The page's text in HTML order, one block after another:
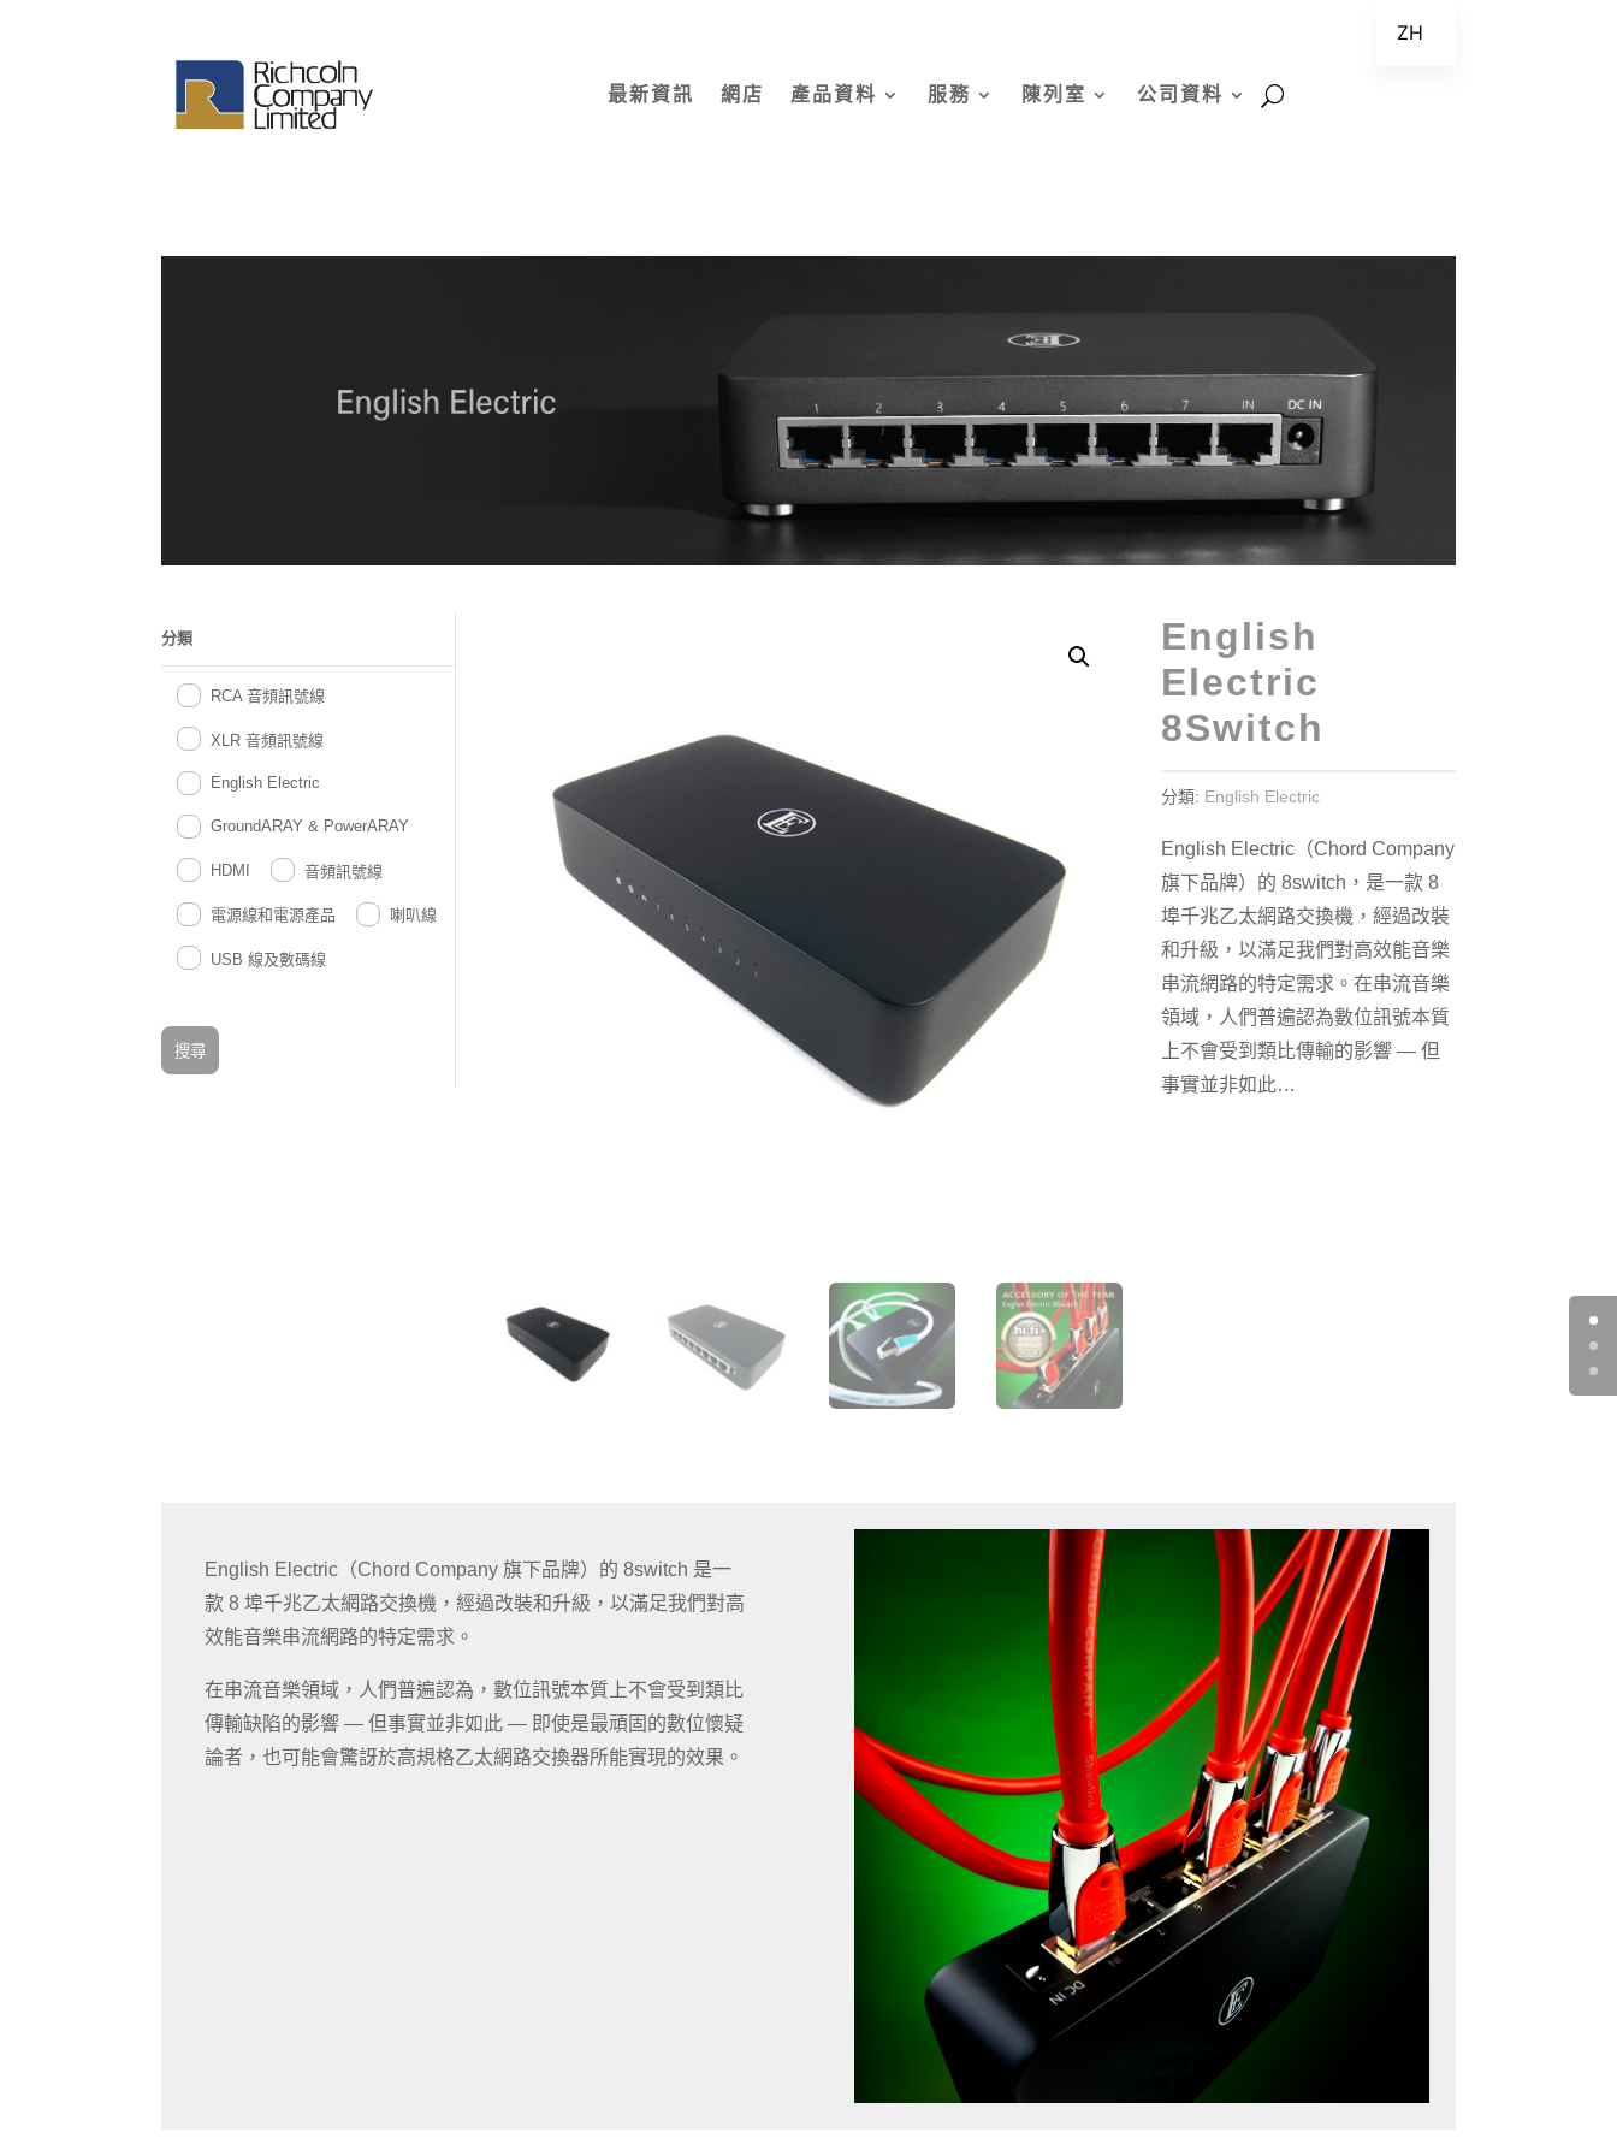
最新資訊 網店 產品資料 服務 陳列室 公司資料
分類
RCA 音頻訊號線
XLR 音頻訊號線
English Electric
GroundARAY & PowerARAY
HDMI 音頻訊號線
電源線和電源產品 喇叭線
USB 線及數碼線
搜尋
English
Electric
8Switch
分類: English Electric
English Electric（Chord Company
旗下品牌）的 8switch，是一款 8
埠千兆乙太網路交換機，經過改裝
和升級，以滿足我們對高效能音樂
串流網路的特定需求。在串流音樂
領域，人們普遍認為數位訊號本質
上不會受到類比傳輸的影響 — 但
事實並非如此…
English Electric（Chord Company 旗下品牌）的 8switch 是一
款 8 埠千兆乙太網路交換機，經過改裝和升級，以滿足我們對高
效能音樂串流網路的特定需求。
在串流音樂領域，人們普遍認為，數位訊號本質上不會受到類比
傳輸缺陷的影響 — 但事實並非如此 — 即使是最頑固的數位懷疑
論者，也可能會驚訝於高規格乙太網路交換器所能實現的效果。
ZH